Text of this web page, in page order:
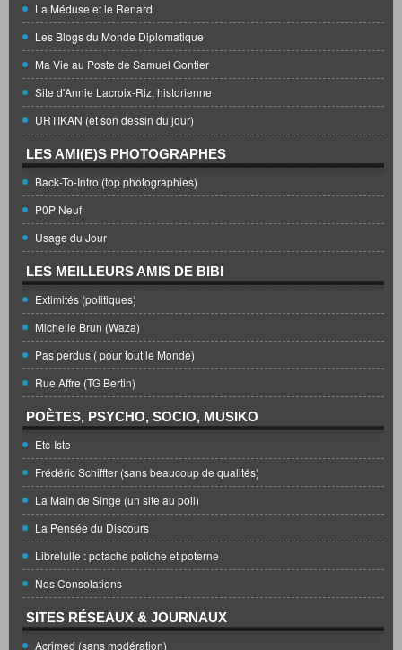
La Méduse et le Renard
Les Blogs du Monde Diplomatique
Ma Vie au Poste de Samuel Gontier
Site d'Annie Lacroix-Riz, historienne
URTIKAN (et son dessin du jour)
LES AMI(E)S PHOTOGRAPHES
Back-To-Intro (top photographies)
P0P Neuf
Usage du Jour
LES MEILLEURS AMIS DE BIBI
Extimités (politiques)
Michelle Brun (Waza)
Pas perdus ( pour tout le Monde)
Rue Affre (TG Bertin)
POÈTES, PSYCHO, SOCIO, MUSIKO
Etc-Iste
Frédéric Schiffter (sans beaucoup de qualités)
La Main de Singe (un site au poil)
La Pensée du Discours
Librelulle : potache potiche et poterne
Nos Consolations
SITES RÉSEAUX & JOURNAUX
Acrimed (sans modération)